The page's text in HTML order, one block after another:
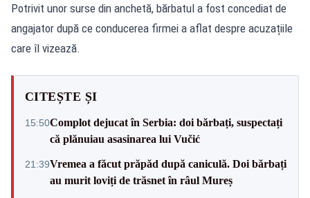
Potrivit unor surse din anchetă, bărbatul a fost concediat de
angajator după ce conducerea firmei a aflat despre acuzațiile
care îl vizează.
CITEȘTE ȘI
15:50Complot dejucat în Serbia: doi bărbați, suspectați
că plănuiau asasinarea lui Vučić
21:39Vremea a făcut prăpăd după caniculă. Doi bărbați
au murit loviți de trăsnet în râul Mureș